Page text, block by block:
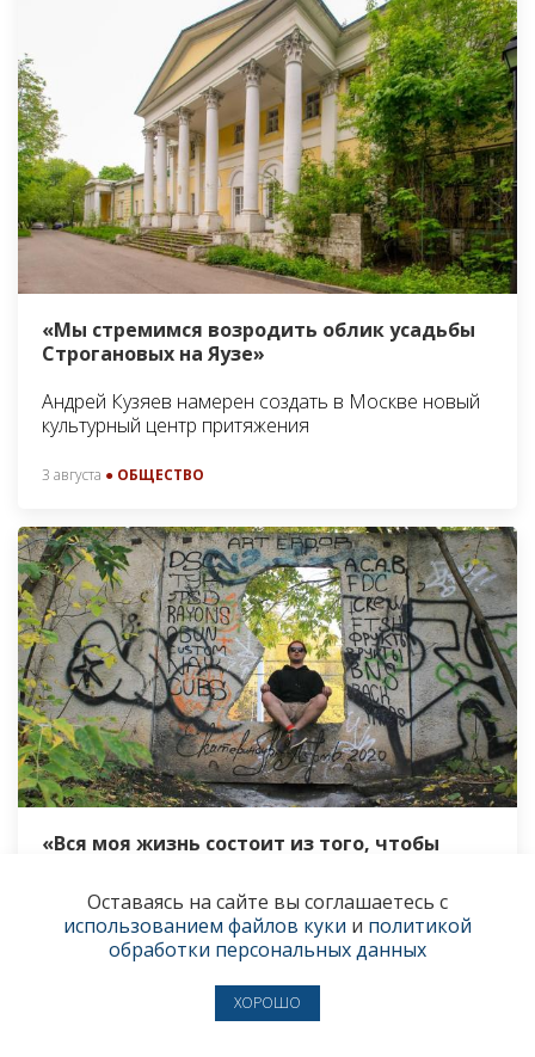
«Мы стремимся возродить облик усадьбы
Строгановых на Яузе»
Андрей Кузяев намерен создать в Москве новый
культурный центр притяжения
3 августа ● ОБЩЕСТВО
«Вся моя жизнь состоит из того, чтобы
Художник Станислав Рик — об утраченной мере,
о благотворной пустоте и о пермском стрит-арте
Оставаясь на сайте вы соглашаетесь с
использованием файлов куки и политикой
обработки персональных данных
ХОРОШО